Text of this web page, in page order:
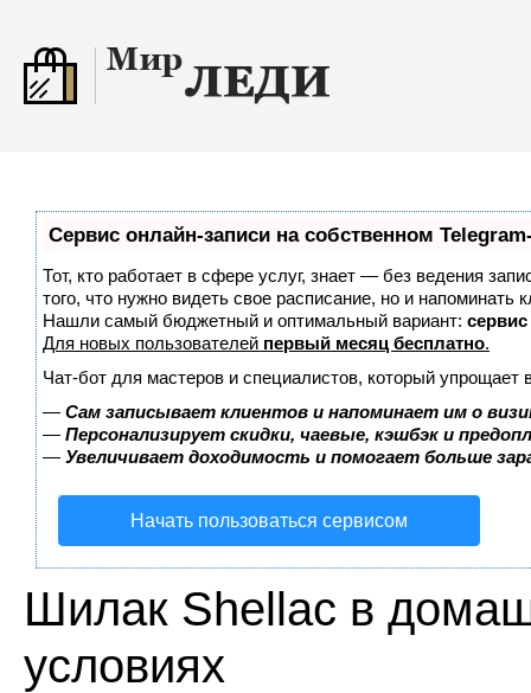
Сервис онлайн-записи на собственном
Тот, кто работает в сфере услуг, знает — без ведения
того, что нужно видеть свое расписание, но и напоминать
Нашли самый бюджетный и оптимальный вариант:
Для новых пользователей первый месяц бесплатно.
Чат-бот для мастеров и специалистов, который упрощает
— Сам записывает клиентов и напоминает им о
— Персонализирует скидки, чаевые, кэшбэк и
— Увеличивает доходимость и помогает больше
Начать пользоваться сервисом
Шилак Shellac в
условиях